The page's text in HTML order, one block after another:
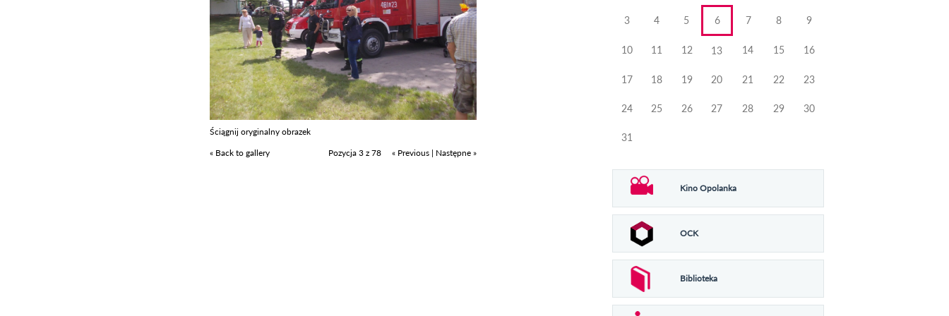
Ściągnij oryginalny obrazek
« Back to gallery
Pozycja 3 z 78 « Previous | Następne »
3 4 5 6 7 8 9
10 11 12 13 14 15 16
17 18 19 20 21 22 23
24 25 26 27 28 29 30
31
Kino Opolanka
OCK
Biblioteka